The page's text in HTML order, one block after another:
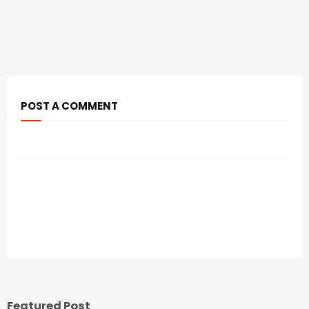
POST A COMMENT